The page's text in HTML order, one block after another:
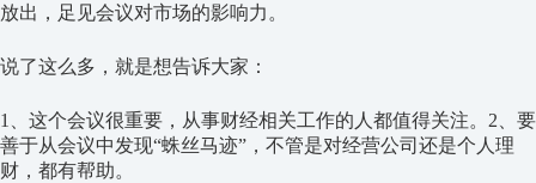
放出，足见会议对市场的影响力。
说了这么多，就是想告诉大家：
1、这个会议很重要，从事财经相关工作的人都值得关注。2、要
善于从会议中发现“蛛丝马迹”，不管是对经营公司还是个人理
财，都有帮助。